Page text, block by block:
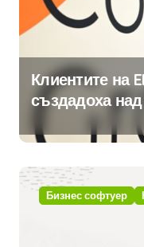
Клиентите на
създадоха
приложения за
с помощта на
изкуствен
Бизнес софтуер